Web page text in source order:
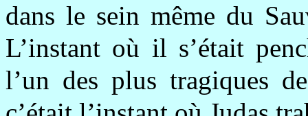
dans le sein même du
L’instant où il s’était
l’un des plus tragiques